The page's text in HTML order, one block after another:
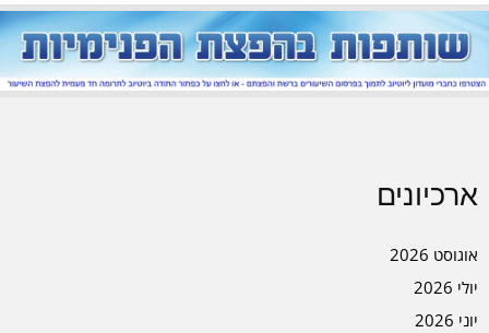
ארכיונים
אוגוסט 2026
יולי 2026
יוני 2026